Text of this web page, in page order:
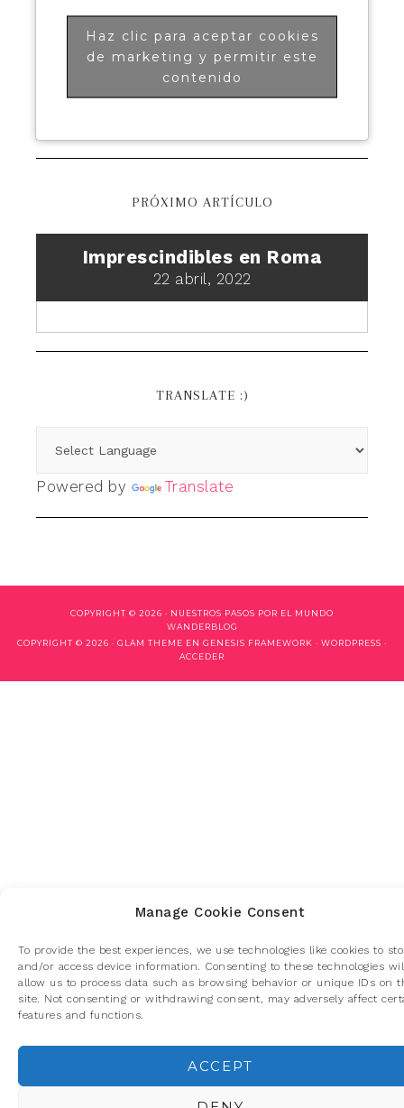
Manage Cookie Consent
To provide the best experiences, we use technologies like cookies to
and/or access device information. Consenting to these technologies
allow us to process data such as browsing behavior or unique IDs on
site. Not consenting or withdrawing consent, may adversely affect
features and functions.
ACCEPT
Haz clic para aceptar cookies
de marketing y permitir este
contenido
PRÓXIMO ARTÍCULO
Imprescindibles en Roma
22 abril, 2022
TRANSLATE :)
Powered by Translate
COPYRIGHT © 2026 · NUESTROS PASOS POR EL MUNDO
WANDERBLOG
COPYRIGHT © 2026 · GLAM THEME EN GENESIS FRAMEWORK · WORDPRESS ·
ACCEDER